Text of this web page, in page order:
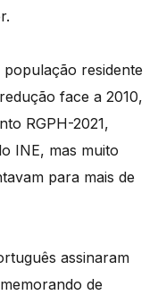
residente
face a 2010,
RGPH-2021,
INE, mas muito
para mais de
assinaram
de